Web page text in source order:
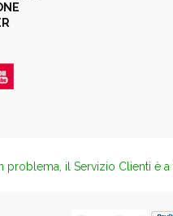
problema, il Servizio Clienti è a